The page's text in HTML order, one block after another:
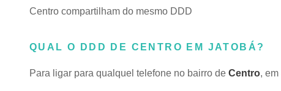
Centro compartilham do mesmo DDD
QUAL O DDD DE CENTRO EM JATOBÁ?
Para ligar para qualquel telefone no bairro de Centro,